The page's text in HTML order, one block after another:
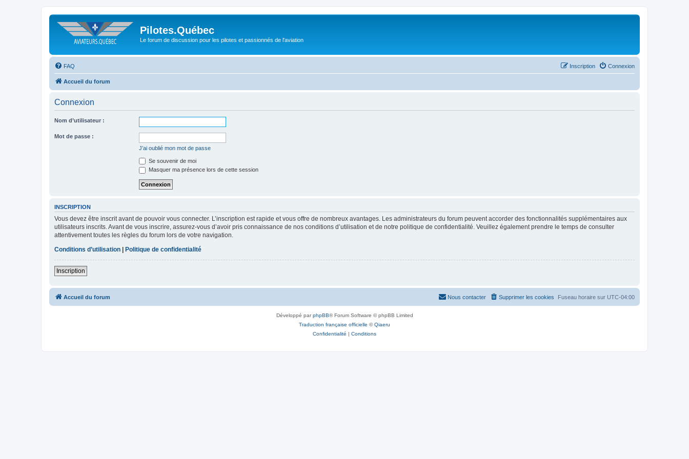
Pilotes.Québec
Le forum de discussion pour les pilotes et passionnés de l'aviation
FAQ Connexion
Inscription
Accueil du forum
Connexion
Nom d’utilisateur :
Mot de passe :
J’ai oublié mon mot de passe
Se souvenir de moi
Masquer ma présence lors de cette session
INSCRIPTION
Vous devez être inscrit avant de pouvoir vous connecter. L’inscription est rapide et vous offre de nombreux avantages. Les administrateurs du forum peuvent accorder des fonctionnalités supplémentaires aux
utilisateurs inscrits. Avant de vous inscrire, assurez-vous d’avoir pris connaissance de nos conditions d’utilisation et de notre politique de confidentialité. Veuillez également prendre le temps de consulter
attentivement toutes les règles du forum lors de votre navigation.
Conditions d’utilisation
Politique de confidentialité
Inscription
Accueil du forum Fuseau horaire sur UTC-04:00
Supprimer les cookies
Nous contacter
Développé parphpBB® Forum Software © phpBB Limited
Traduction française officielle ©Qiaeru
Confidentialité | Conditions